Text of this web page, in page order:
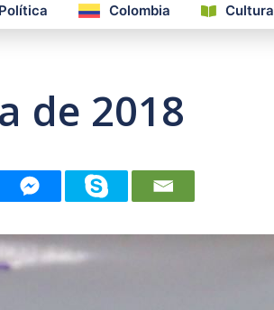
Política Colombia Cultura
de 2018